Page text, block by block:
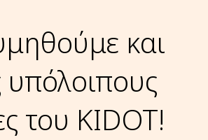
και
υπόλοιπους
του KIDOT!